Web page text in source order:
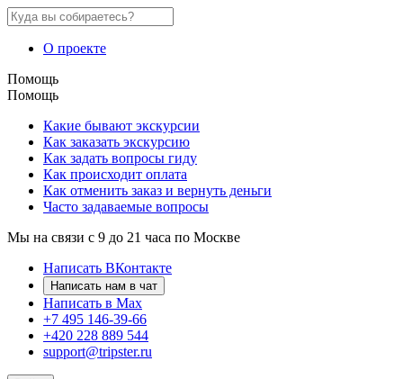
О проекте
Помощь
Помощь
Какие бывают экскурсии
Как заказать экскурсию
Как задать вопросы гиду
Как происходит оплата
Как отменить заказ и вернуть деньги
Часто задаваемые вопросы
Мы на связи с 9 до 21 часа по Москве
Написать ВКонтакте
Написать нам в чат
Написать в Max
+7 495 146-39-66
+420 228 889 544
support@tripster.ru